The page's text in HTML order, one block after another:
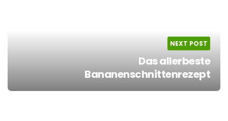
NEXT POST
Das allerbeste
Bananenschnittenrezept